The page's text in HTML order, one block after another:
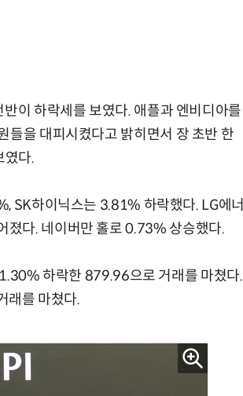
이 하락세를 보였다. 애플과 엔비디아를
들을 대피시켰다고 밝히면서 장 초반 한
였다.
SK하이닉스는 3.81% 하락했다. LG에너
다. 네이버만 홀로 0.73% 상승했다.
하락한 879.96으로 거래를 마쳤다.
래를 마쳤다.